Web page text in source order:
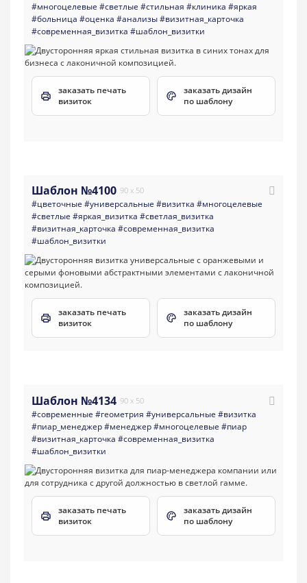
#многоцелевые #светлые #стильная #клиника #яркая
#больница #оценка #анализы#визитная_карточка
#современная_визитка #шаблон_визитки
заказать печать
визиток
заказать дизайн
по шаблону
Шаблон №4100 90 x 50
#цветочные #универсальные #визитка #многоцелевые
#светлые #яркая_визитка #светлая_визитка
#визитная_карточка #современная_визитка
#шаблон_визитки
заказать печать
визиток
заказать дизайн
по шаблону
Шаблон №4134 90 x 50
#современные #геометрия #универсальные #визитка
#пиар_менеджер#менеджер#многоцелевые #пиар
#визитная_карточка #современная_визитка
#шаблон_визитки
заказать печать
визиток
заказать дизайн
по шаблону